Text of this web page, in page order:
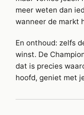
meer weten dan
wanneer de markt
En onthoud: zelfs
winst. De
dat is precies
hoofd, geniet met